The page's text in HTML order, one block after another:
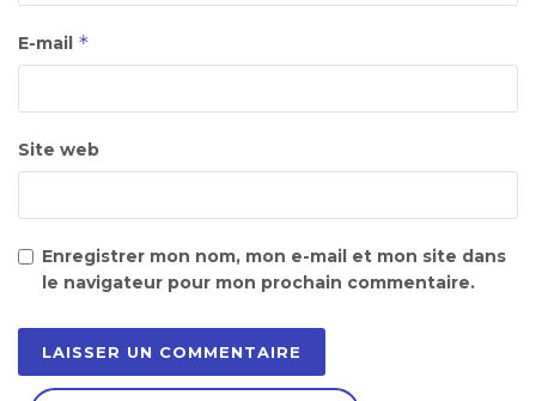
E-mail *
Site web
Enregistrer mon nom, mon e-mail et mon site dans
le navigateur pour mon prochain commentaire.